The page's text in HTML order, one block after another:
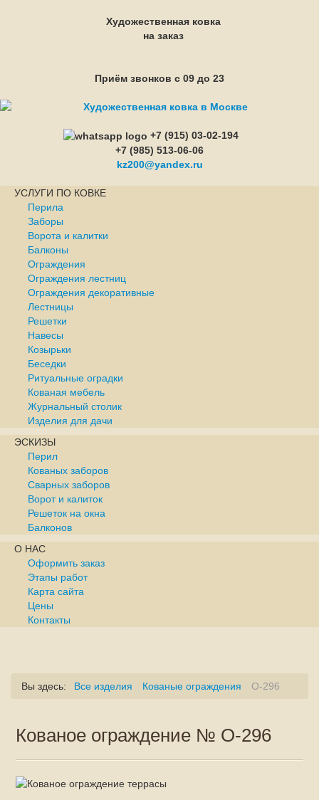
Художественная ковка
на заказ
Приём звонков с 09 до 23
+7 (915) 03-02-194
+7 (985) 513-06-06
kz200@yandex.ru
УСЛУГИ ПО КОВКЕ
Перила
Заборы
Ворота и калитки
Балконы
Ограждения
Ограждения лестниц
Ограждения декоративные
Лестницы
Решетки
Навесы
Козырьки
Беседки
Ритуальные оградки
Кованая мебель
Журнальный столик
Изделия для дачи
ЭСКИЗЫ
Перил
Кованых заборов
Сварных заборов
Ворот и калиток
Решеток на окна
Балконов
О НАС
Оформить заказ
Этапы работ
Карта сайта
Цены
Контакты
Вы здесь: Все изделия Кованые ограждения O-296
Кованое ограждение № О-296